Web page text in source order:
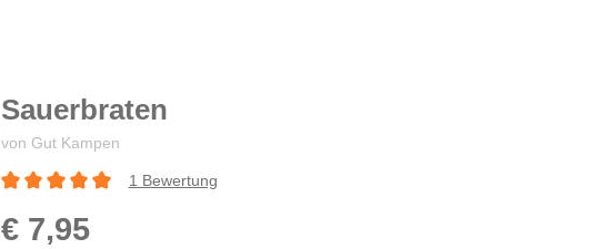
Sauerbraten
von Gut Kampen
€ 7,95
1 Bewertung